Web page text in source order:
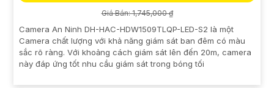
Giá Bán: 1,745,000 ₫
Camera An Ninh DH-HAC-HDW1509TLQP-LED-S2 là một
Camera chất lượng với khả năng giám sát ban đêm có màu
sắc rõ ràng. Với khoảng cách giám sát lên đến 20m, camera
này đáp ứng tốt nhu cầu giám sát trong bóng tối